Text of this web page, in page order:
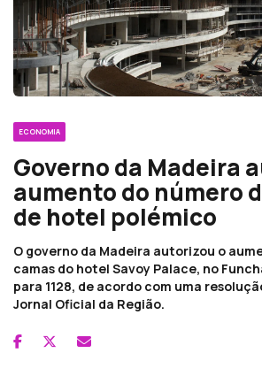
ECONOMIA
Governo da Madeira
aumento do número
de hotel polémico
O governo da Madeira autorizou o
camas do hotel Savoy Palace, no
para 1128, de acordo com uma
Jornal Oficial da Região.